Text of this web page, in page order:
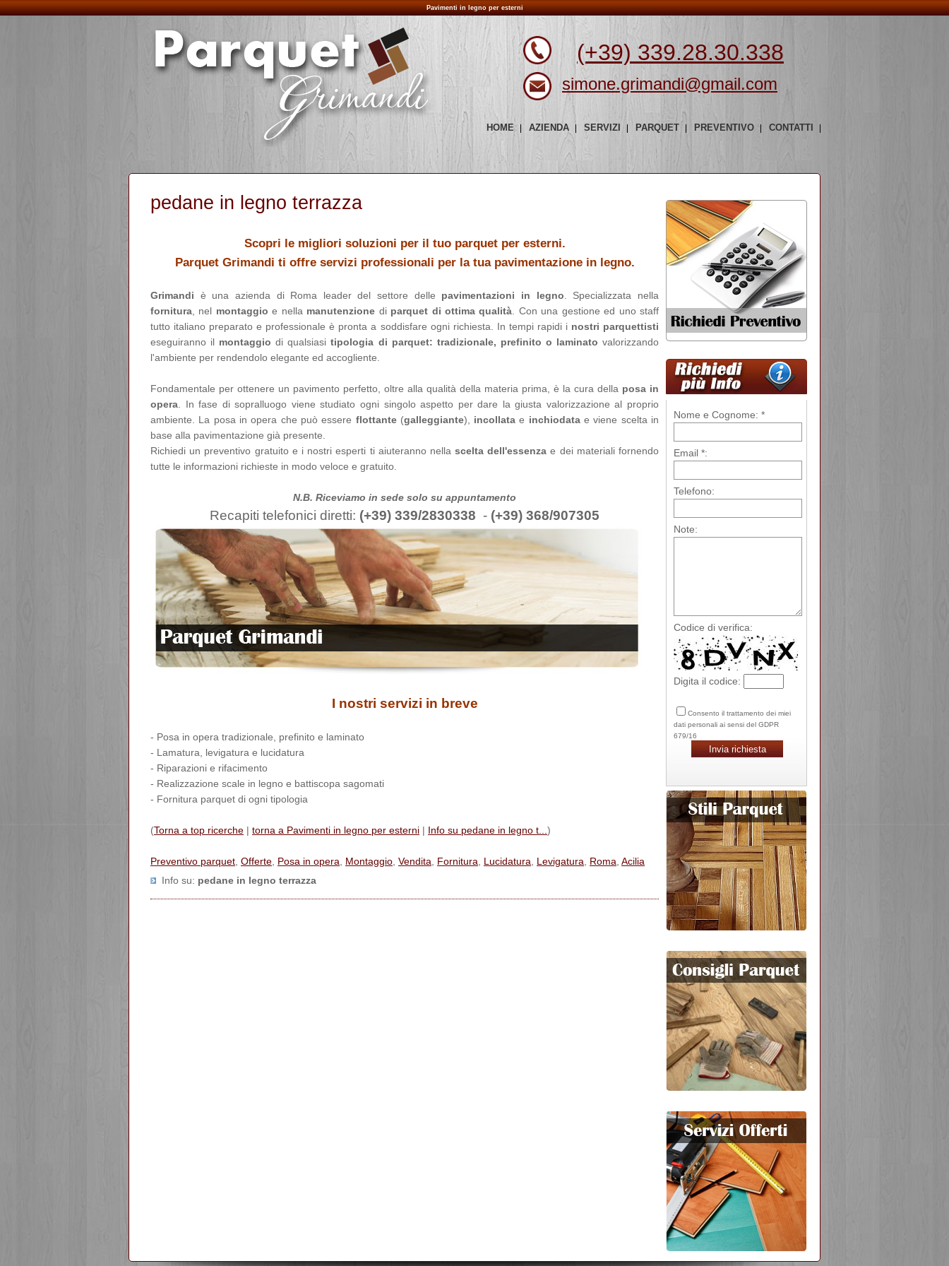
Pavimenti in legno per esterni
(+39) 339.28.30.338
simone.grimandi@gmail.com
HOME AZIENDA SERVIZI PARQUET PREVENTIVO CONTATTI
pedane in legno terrazza
Scopri le migliori soluzioni per il tuo parquet per esterni.
Parquet Grimandi ti offre servizi professionali per la tua pavimentazione in legno.
Grimandi è una azienda di Roma leader del settore delle pavimentazioni in legno . Specializzata nella
fornitura , nel montaggioe nella manutenzione di parquet di ottima qualità . Con una gestione ed uno staff
tutto italiano preparato e professionale è pronta a soddisfare ogni richiesta. In tempi rapidi i nostri parquettisti
eseguiranno il montaggiodi qualsiasitipologia di parquet: tradizionale, prefinito o laminato valorizzando
l'ambiente per rendendolo elegante ed accogliente.
Fondamentale per ottenere un pavimento perfetto, oltre alla qualità della materia prima, è la cura della posa in
opera . In fase di sopralluogo viene studiato ogni singolo aspetto per dare la giusta valorizzazione al proprio
ambiente. La posa in opera che può essere flottante (galleggiante), incollatae inchiodatae viene scelta in
base alla pavimentazione già presente.
Richiedi un preventivo gratuito e i nostri esperti ti aiuteranno nellascelta dell'essenza e dei materiali fornendo
tutte le informazioni richieste in modo veloce e gratuito.
N.B. Riceviamo in sede solo su appuntamento
Recapiti telefonici diretti: (+39) 339/2830338 - (+39) 368/907305
I nostri servizi in breve
- Posa in opera tradizionale, prefinito e laminato
- Lamatura, levigatura e lucidatura
- Riparazioni e rifacimento
- Realizzazione scale in legno e battiscopa sagomati
- Fornitura parquet di ogni tipologia
(Torna a top ricerche | torna a Pavimenti in legno per esterni | Info su pedane in legno t... )
Preventivo parquet Offerte Posa in opera Montaggio Vendita Fornitura Lucidatura Levigatura Roma Acilia
Info su: pedane in legno terrazza
Nome e Cognome: *
Email *:
Telefono:
Note:
Codice di verifica:
Digita il codice:
Consento il trattamento dei miei
dati personali ai sensi del GDPR
679/16